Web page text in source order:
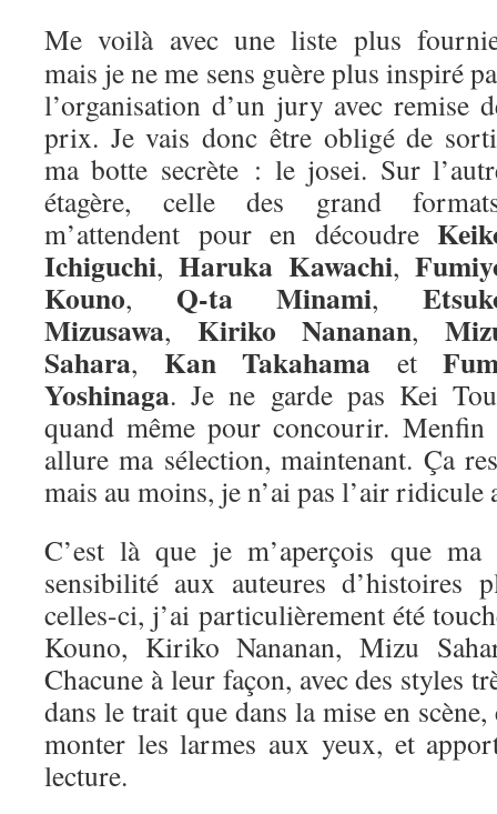
Me voilà avec une liste plus
mais je ne me sens guère plus inspiré
l’organisation d’un jury avec remise
prix. Je vais donc être obligé de
ma botte secrète : le josei. Sur
étagère, celle des grand
m’attendent pour en découdre
Ichiguchi, Haruka Kawachi,
Kouno, Q-ta Minami,
Mizusawa, Kiriko Nananan,
Sahara, Kan Takahama et
Yoshinaga. Je ne garde pas Kei
quand même pour concourir.
allure ma sélection, maintenant. Ça
mais au moins, je n’ai pas l’air ridicule
C’est là que je m’aperçois que
sensibilité aux auteures d’histoires
celles-ci, j’ai particulièrement été
Kouno, Kiriko Nananan, Mizu
Chacune à leur façon, avec des styles
dans le trait que dans la mise en
monter les larmes aux yeux, et
lecture.